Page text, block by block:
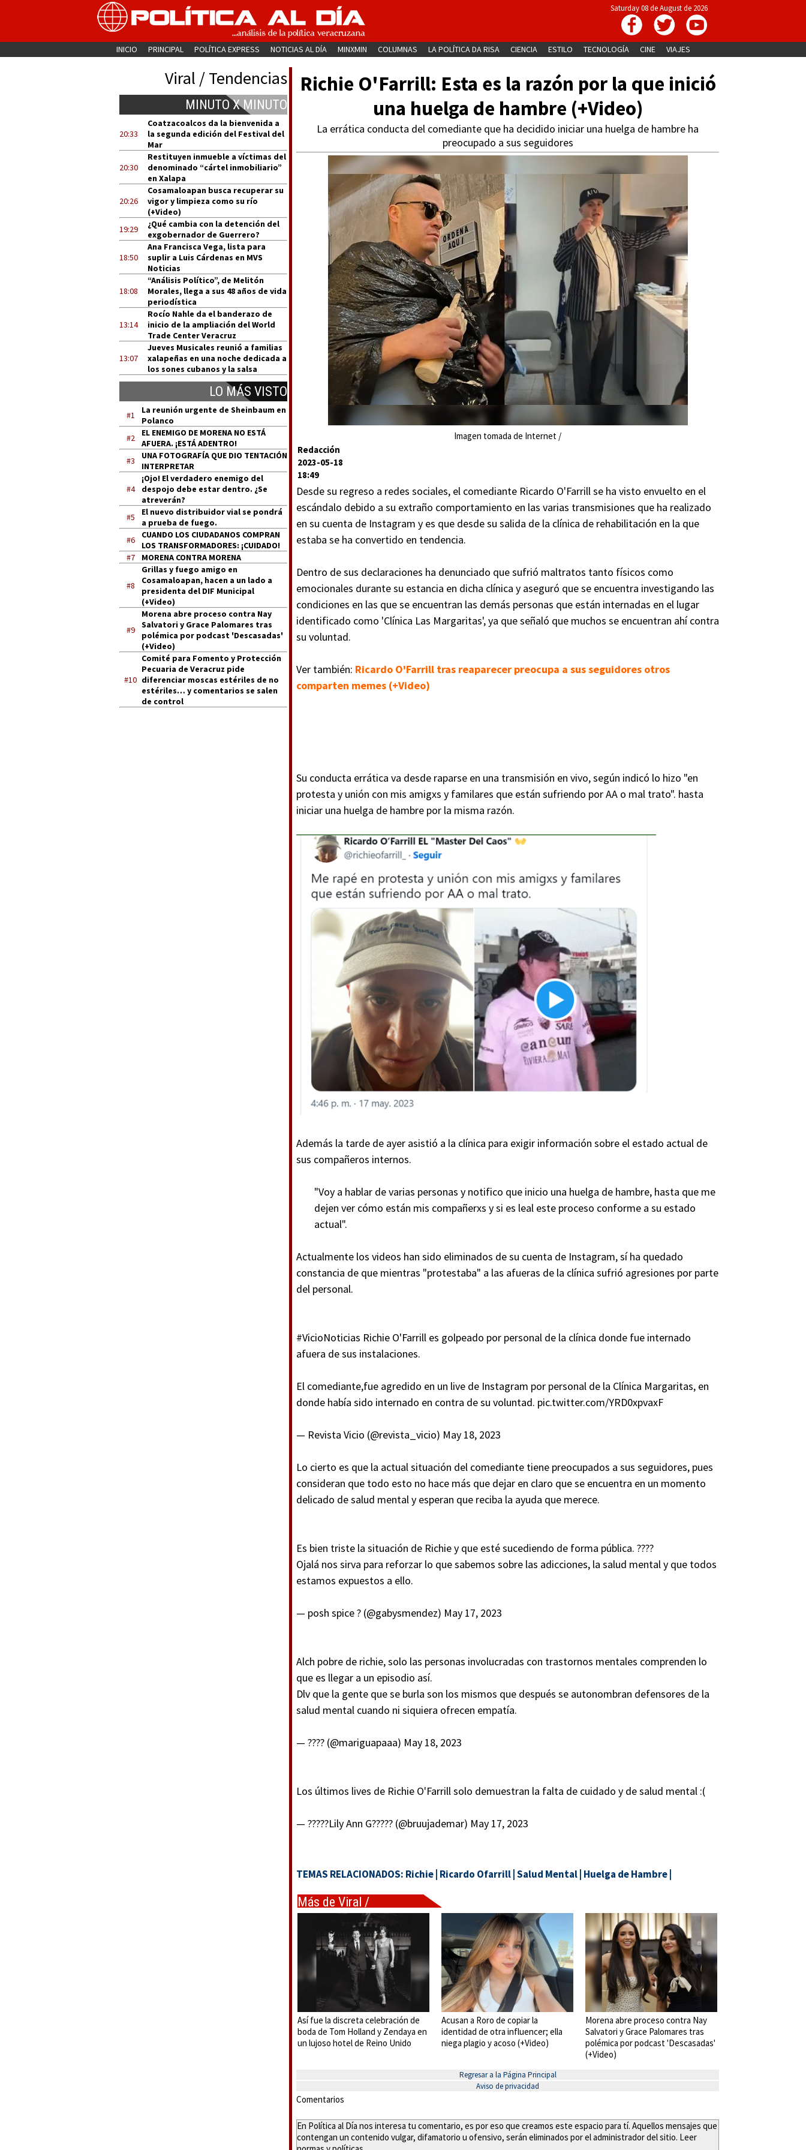
Saturday 08 de August de 2026
INICIO PRINCIPAL POLÍTICA EXPRESS NOTICIAS AL DÍA MINXMIN COLUMNAS LA POLÍTICA DA RISA CIENCIA ESTILO TECNOLOGÍA CINE VIAJES
Viral / Tendencias
MINUTO X MINUTO
20:33
Coatzacoalcos da la bienvenida a
la segunda edición del Festival del
Mar
20:30
Restituyen inmueble a víctimas del
denominado “cártel inmobiliario”
en Xalapa
20:26
Cosamaloapan busca recuperar su
vigor y limpieza como su río
(+Video)
19:29
¿Qué cambia con la detención del
exgobernador de Guerrero?
18:50
Ana Francisca Vega, lista para
suplir a Luis Cárdenas en MVS
Noticias
18:08
“Análisis Político”, de Melitón
Morales, llega a sus 48 años de vida
periodística
13:14
Rocío Nahle da el banderazo de
inicio de la ampliación del World
Trade Center Veracruz
13:07
Jueves Musicales reunió a familias
xalapeñas en una noche dedicada a
los sones cubanos y la salsa
LO MÁS VISTO
#1
La reunión urgente de Sheinbaum en
Polanco
#2
EL ENEMIGO DE MORENA NO ESTÁ
AFUERA. ¡ESTÁ ADENTRO!
#3
UNA FOTOGRAFÍA QUE DIO TENTACIÓN
INTERPRETAR
#4
¡Ojo! El verdadero enemigo del
despojo debe estar dentro. ¿Se
atreverán?
#5
El nuevo distribuidor vial se pondrá
a prueba de fuego.
#6
CUANDO LOS CIUDADANOS COMPRAN
LOS TRANSFORMADORES: ¡CUIDADO!
#7
MORENA CONTRA MORENA
#8
Grillas y fuego amigo en
Cosamaloapan, hacen a un lado a
presidenta del DIF Municipal
(+Video)
#9
Morena abre proceso contra Nay
Salvatori y Grace Palomares tras
polémica por podcast 'Descasadas'
(+Video)
#10
Comité para Fomento y Protección
Pecuaria de Veracruz pide
diferenciar moscas estériles de no
estériles… y comentarios se salen
de control
Richie O'Farrill: Esta es la razón por la que inició
una huelga de hambre (+Video)
La errática conducta del comediante que ha decidido iniciar una huelga de hambre ha
preocupado a sus seguidores
Imagen tomada de Internet /
Redacción
2023-05-18
18:49
Desde su regreso a redes sociales, el comediante Ricardo O'Farrill se ha visto envuelto en el
escándalo debido a su extraño comportamiento en las varias transmisiones que ha realizado
en su cuenta de Instagram y es que desde su salida de la clínica de rehabilitación en la que
estaba se ha convertido en tendencia.
Dentro de sus declaraciones ha denunciado que sufrió maltratos tanto físicos como
emocionales durante su estancia en dicha clínica y aseguró que se encuentra investigando las
condiciones en las que se encuentran las demás personas que están internadas en el lugar
identificado como 'Clínica Las Margaritas', ya que señaló que muchos se encuentran ahí contra
su voluntad.
Ver también: Ricardo O'Farrill tras reaparecer preocupa a sus seguidores otros
comparten memes (+Video)
Su conducta errática va desde raparse en una transmisión en vivo, según indicó lo hizo "en
protesta y unión con mis amigxs y familares que están sufriendo por AA o mal trato". hasta
iniciar una huelga de hambre por la misma razón.
Además la tarde de ayer asistió a la clínica para exigir información sobre el estado actual de
sus compañeros internos.
"Voy a hablar de varias personas y notifico que inicio una huelga de hambre, hasta que me
dejen ver cómo están mis compañerxs y si es leal este proceso conforme a su estado
actual".
Actualmente los videos han sido eliminados de su cuenta de Instagram, sí ha quedado
constancia de que mientras "protestaba" a las afueras de la clínica sufrió agresiones por parte
del personal.
#VicioNoticias Richie O'Farrill es golpeado por personal de la clínica donde fue internado
afuera de sus instalaciones.
El comediante,fue agredido en un live de Instagram por personal de la Clínica Margaritas, en
donde había sido internado en contra de su voluntad. pic.twitter.com/YRD0xpvaxF
— Revista Vicio (@revista_vicio) May 18, 2023
Lo cierto es que la actual situación del comediante tiene preocupados a sus seguidores, pues
consideran que todo esto no hace más que dejar en claro que se encuentra en un momento
delicado de salud mental y esperan que reciba la ayuda que merece.
Es bien triste la situación de Richie y que esté sucediendo de forma pública. ????
Ojalá nos sirva para reforzar lo que sabemos sobre las adicciones, la salud mental y que todos
estamos expuestos a ello.
— posh spice ? (@gabysmendez) May 17, 2023
Alch pobre de richie, solo las personas involucradas con trastornos mentales comprenden lo
que es llegar a un episodio así.
Dlv que la gente que se burla son los mismos que después se autonombran defensores de la
salud mental cuando ni siquiera ofrecen empatía.
— ???? (@mariguapaaa) May 18, 2023
Los últimos lives de Richie O'Farrill solo demuestran la falta de cuidado y de salud mental :(
— ?????Lily Ann G????? (@bruujademar) May 17, 2023
TEMAS RELACIONADOS: Richie Ricardo Ofarrill Salud Mental Huelga de Hambre
Más de Viral /
Tendencias
Así fue la discreta celebración de
boda de Tom Holland y Zendaya en
un lujoso hotel de Reino Unido
Acusan a Roro de copiar la
identidad de otra influencer; ella
niega plagio y acoso (+Video)
Morena abre proceso contra Nay
Salvatori y Grace Palomares tras
polémica por podcast 'Descasadas'
(+Video)
Regresar a la Página Principal
Aviso de privacidad
Comentarios
En Política al Día nos interesa tu comentario, es por eso que creamos este espacio para tí. Aquellos mensajes que
contengan un contenido vulgar, difamatorio u ofensivo, serán eliminados por el administrador del sitio. Leer